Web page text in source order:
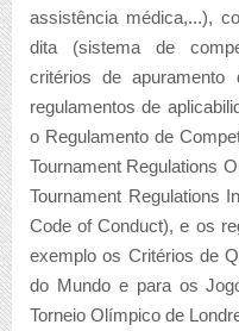
assistência médica,...),
dita (sistema de
critérios de apuramento
regulamentos de
o Regulamento de
Tournament Regulations
Tournament Regulations
Code of Conduct), e os
exemplo os Critérios de
do Mundo e para os
Torneio Olímpico de